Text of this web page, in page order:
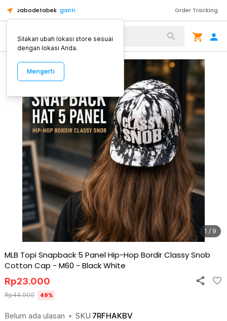
Jabodetabek ganti Order Tracking
Alat Kopi
1 / 9
MLB Topi Snapback 5 Panel Hip-Hop Bordir Classy Snob
Cotton Cap - M60 - Black White
Belum ada ulasan • SKU 7RFHAKBV
Rp23.000
Rp44.900 49%
Silakan ubah lokasi store sesuai
dengan lokasi Anda.
Mengerti